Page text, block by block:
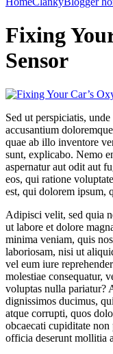
Fixing
Sensor
Sed ut perspiciatis,
accusantium
quae ab illo inventore
sunt, explicabo. Nemo
aspernatur aut odit aut
eos, qui ratione
est, qui dolorem ipsum,
Adipisci velit, sed quia
ut labore et dolore
minima veniam, quis
laboriosam, nisi ut
vel eum iure
molestiae consequatur,
voluptas nulla pariatur?
dignissimos ducimus,
atque corrupti, quos
obcaecati cupiditate
officia deserunt mollitia